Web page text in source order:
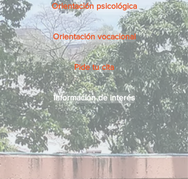
Orientación psicológica
Orientación vocacional
Pide tu cita
Información de interés